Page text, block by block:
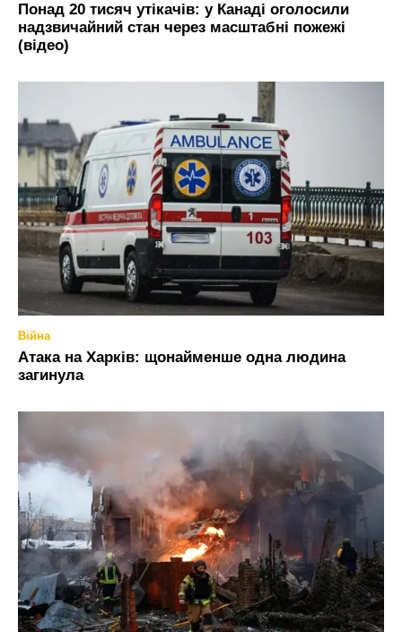
Понад 20 тисяч утікачів: у Канаді оголосили
надзвичайний стан через масштабні пожежі
(відео)
Війна
Атака на Харків: щонайменше одна людина
загинула